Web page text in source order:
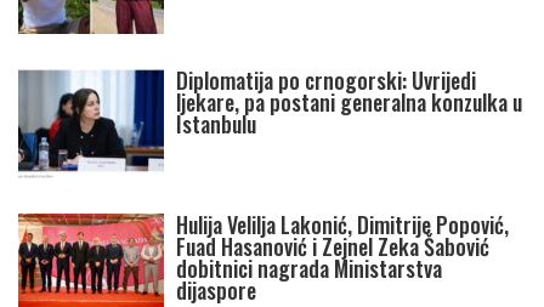
Diplomatija po crnogorski: Uvrijedi
ljekare, pa postani generalna konzulka u
Istanbulu
Hulija Velilja Lakonić, Dimitrije Popović,
Fuad Hasanović i Zejnel Zeka Šabović
dobitnici nagrada Ministarstva
dijaspore